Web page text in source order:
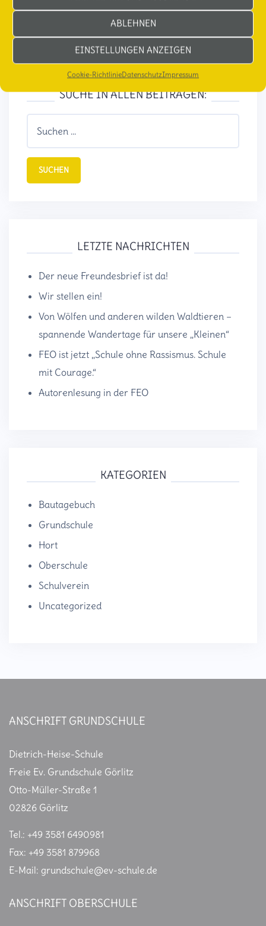
ABLEHNEN
EINSTELLUNGEN ANZEIGEN
Cookie-RichtlinieDatenschutzImpressum
SUCHE IN ALLEN BEITRÄGEN:
LETZTE NACHRICHTEN
Der neue Freundesbrief ist da!
Wir stellen ein!
Von Wölfen und anderen wilden Waldtieren –
spannende Wandertage für unsere „Kleinen“
FEO ist jetzt „Schule ohne Rassismus. Schule
mit Courage.“
Autorenlesung in der FEO
KATEGORIEN
Bautagebuch
Grundschule
Hort
Oberschule
Schulverein
Uncategorized
ANSCHRIFT GRUNDSCHULE
Dietrich-Heise-Schule
Freie Ev. Grundschule Görlitz
Otto-Müller-Straße 1
02826 Görlitz
Tel.: +49 3581 6490981
Fax: +49 3581 879968
E-Mail: grundschule@ev-schule.de
ANSCHRIFT OBERSCHULE